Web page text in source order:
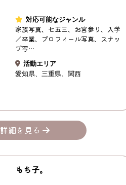
対応可能なジャンル
家族写真、七五三、お宮参り、入学
／卒業、プロフィール写真、スナッ
プ写…
活動エリア
愛知県
三重県 関西
詳細を見る
もち子｡